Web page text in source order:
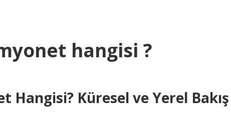
hangisi ?
Hangisi? Küresel ve Yerel Bakış